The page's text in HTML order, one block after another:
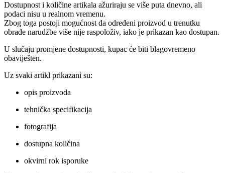
Dostupnost i količine artikala ažuriraju se više puta dnevno, ali
podaci nisu u realnom vremenu.
Zbog toga postoji mogućnost da određeni proizvod u trenutku
obrade narudžbe više nije raspoloživ, iako je prikazan kao dostupan.
U slučaju promjene dostupnosti, kupac će biti blagovremeno
obaviješten.
Uz svaki artikl prikazani su:
opis proizvoda
tehnička specifikacija
fotografija
dostupna količina
okvirni rok isporuke